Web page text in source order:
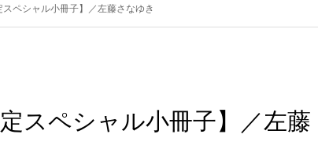
ペシャル小冊子】／左藤さなゆき
スペシャル小冊子】／左藤